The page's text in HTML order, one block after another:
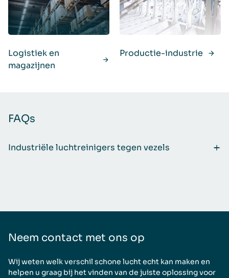
Logistiek en
magazijnen
Productie-industrie
FAQs
Industriële luchtreinigers tegen vezels
Neem contact met ons op
Wij weten welk verschil schone lucht echt kan maken en
helpen u graag bij het vinden van de juiste oplossing voor